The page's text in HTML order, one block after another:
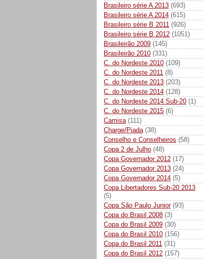
Brasileiro série A 2013 (693)
Brasileiro série A 2014 (615)
Brasileiro série B 2011 (926)
Brasileiro série B 2012 (1051)
Brasileirão 2009 (145)
Brasileirão 2010 (331)
C. do Nordeste 2010 (109)
C. do Nordeste 2011 (8)
C. do Nordeste 2013 (203)
C. do Nordeste 2014 (128)
C. do Nordeste 2014 Sub-20 (1)
C. do Nordeste 2015 (6)
Camisa (111)
Charge/Piada (38)
Conselho e Conselheiros (58)
Copa 2 de Julho (48)
Copa Governador 2012 (17)
Copa Governador 2013 (24)
Copa Governador 2014 (5)
Copa Libertadores Sub-20 2013
(5)
Copa São Paulo Junior (93)
Copa do Brasil 2008 (3)
Copa do Brasil 2009 (30)
Copa do Brasil 2010 (156)
Copa do Brasil 2011 (31)
Copa do Brasil 2012 (157)